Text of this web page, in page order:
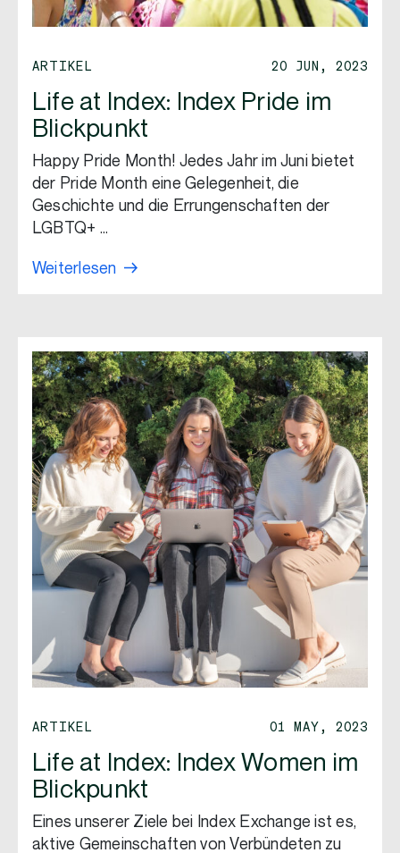
ARTIKEL 20 JUN, 2023
Life at Index: Index Pride im
Blickpunkt
Happy Pride Month! Jedes Jahr im Juni bietet
der Pride Month eine Gelegenheit, die
Geschichte und die Errungenschaften der
LGBTQ+ …
Weiterlesen
ARTIKEL 01 MAY, 2023
Life at Index: Index Women im
Blickpunkt
Eines unserer Ziele bei Index Exchange ist es,
aktive Gemeinschaften von Verbündeten zu